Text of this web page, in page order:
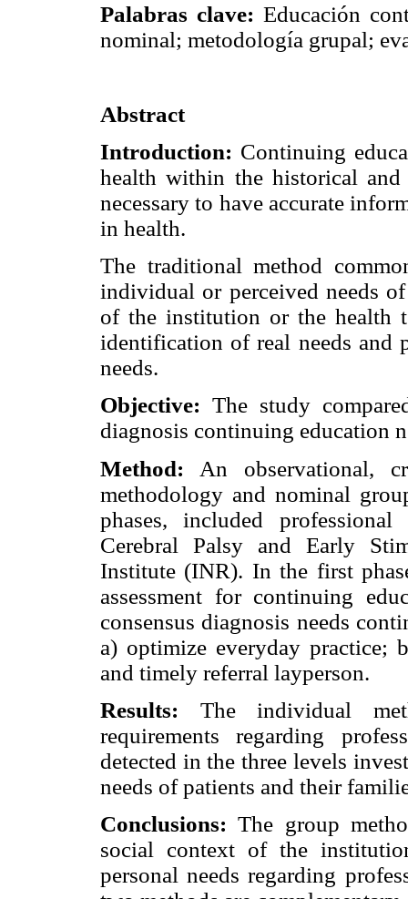
Palabras clave: Educación
nominal; metodología grupal;
Abstract
Introduction: Continuing
health within the historical
necessary to have accurate
in health.
The traditional method
individual or perceived needs
of the institution or the health
identification of real needs and
needs.
Objective: The study
diagnosis continuing education
Method: An observational,
methodology and nominal
phases, included
Cerebral Palsy and Early
Institute (INR). In the first
assessment for continuing
consensus diagnosis needs
a) optimize everyday practice;
and timely referral layperson.
Results: The individual
requirements regarding
detected in the three levels
needs of patients and their
Conclusions: The group
social context of the
personal needs regarding